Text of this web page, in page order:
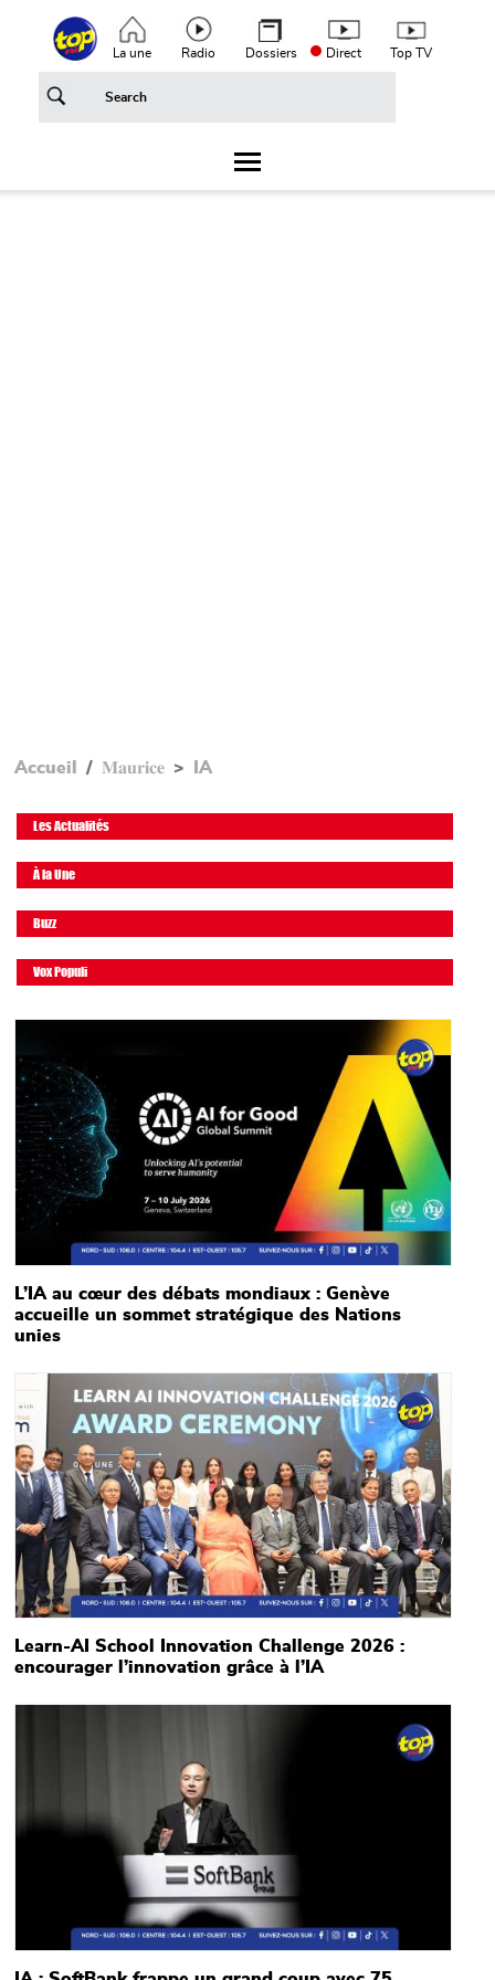
Aller au contenu principalTop header menu
La une Radio Dossiers Direct Top TV
Accueil 𝐌𝐚𝐮𝐫𝐢𝐜𝐞 IA
Les Actualités
À la Une
Buzz
Vox Populi
L’IA au cœur des débats mondiaux : Genève
accueille un sommet stratégique des Nations
unies
Main picture
Learn-AI School Innovation Challenge 2026 :
encourager l’innovation grâce à l’IA